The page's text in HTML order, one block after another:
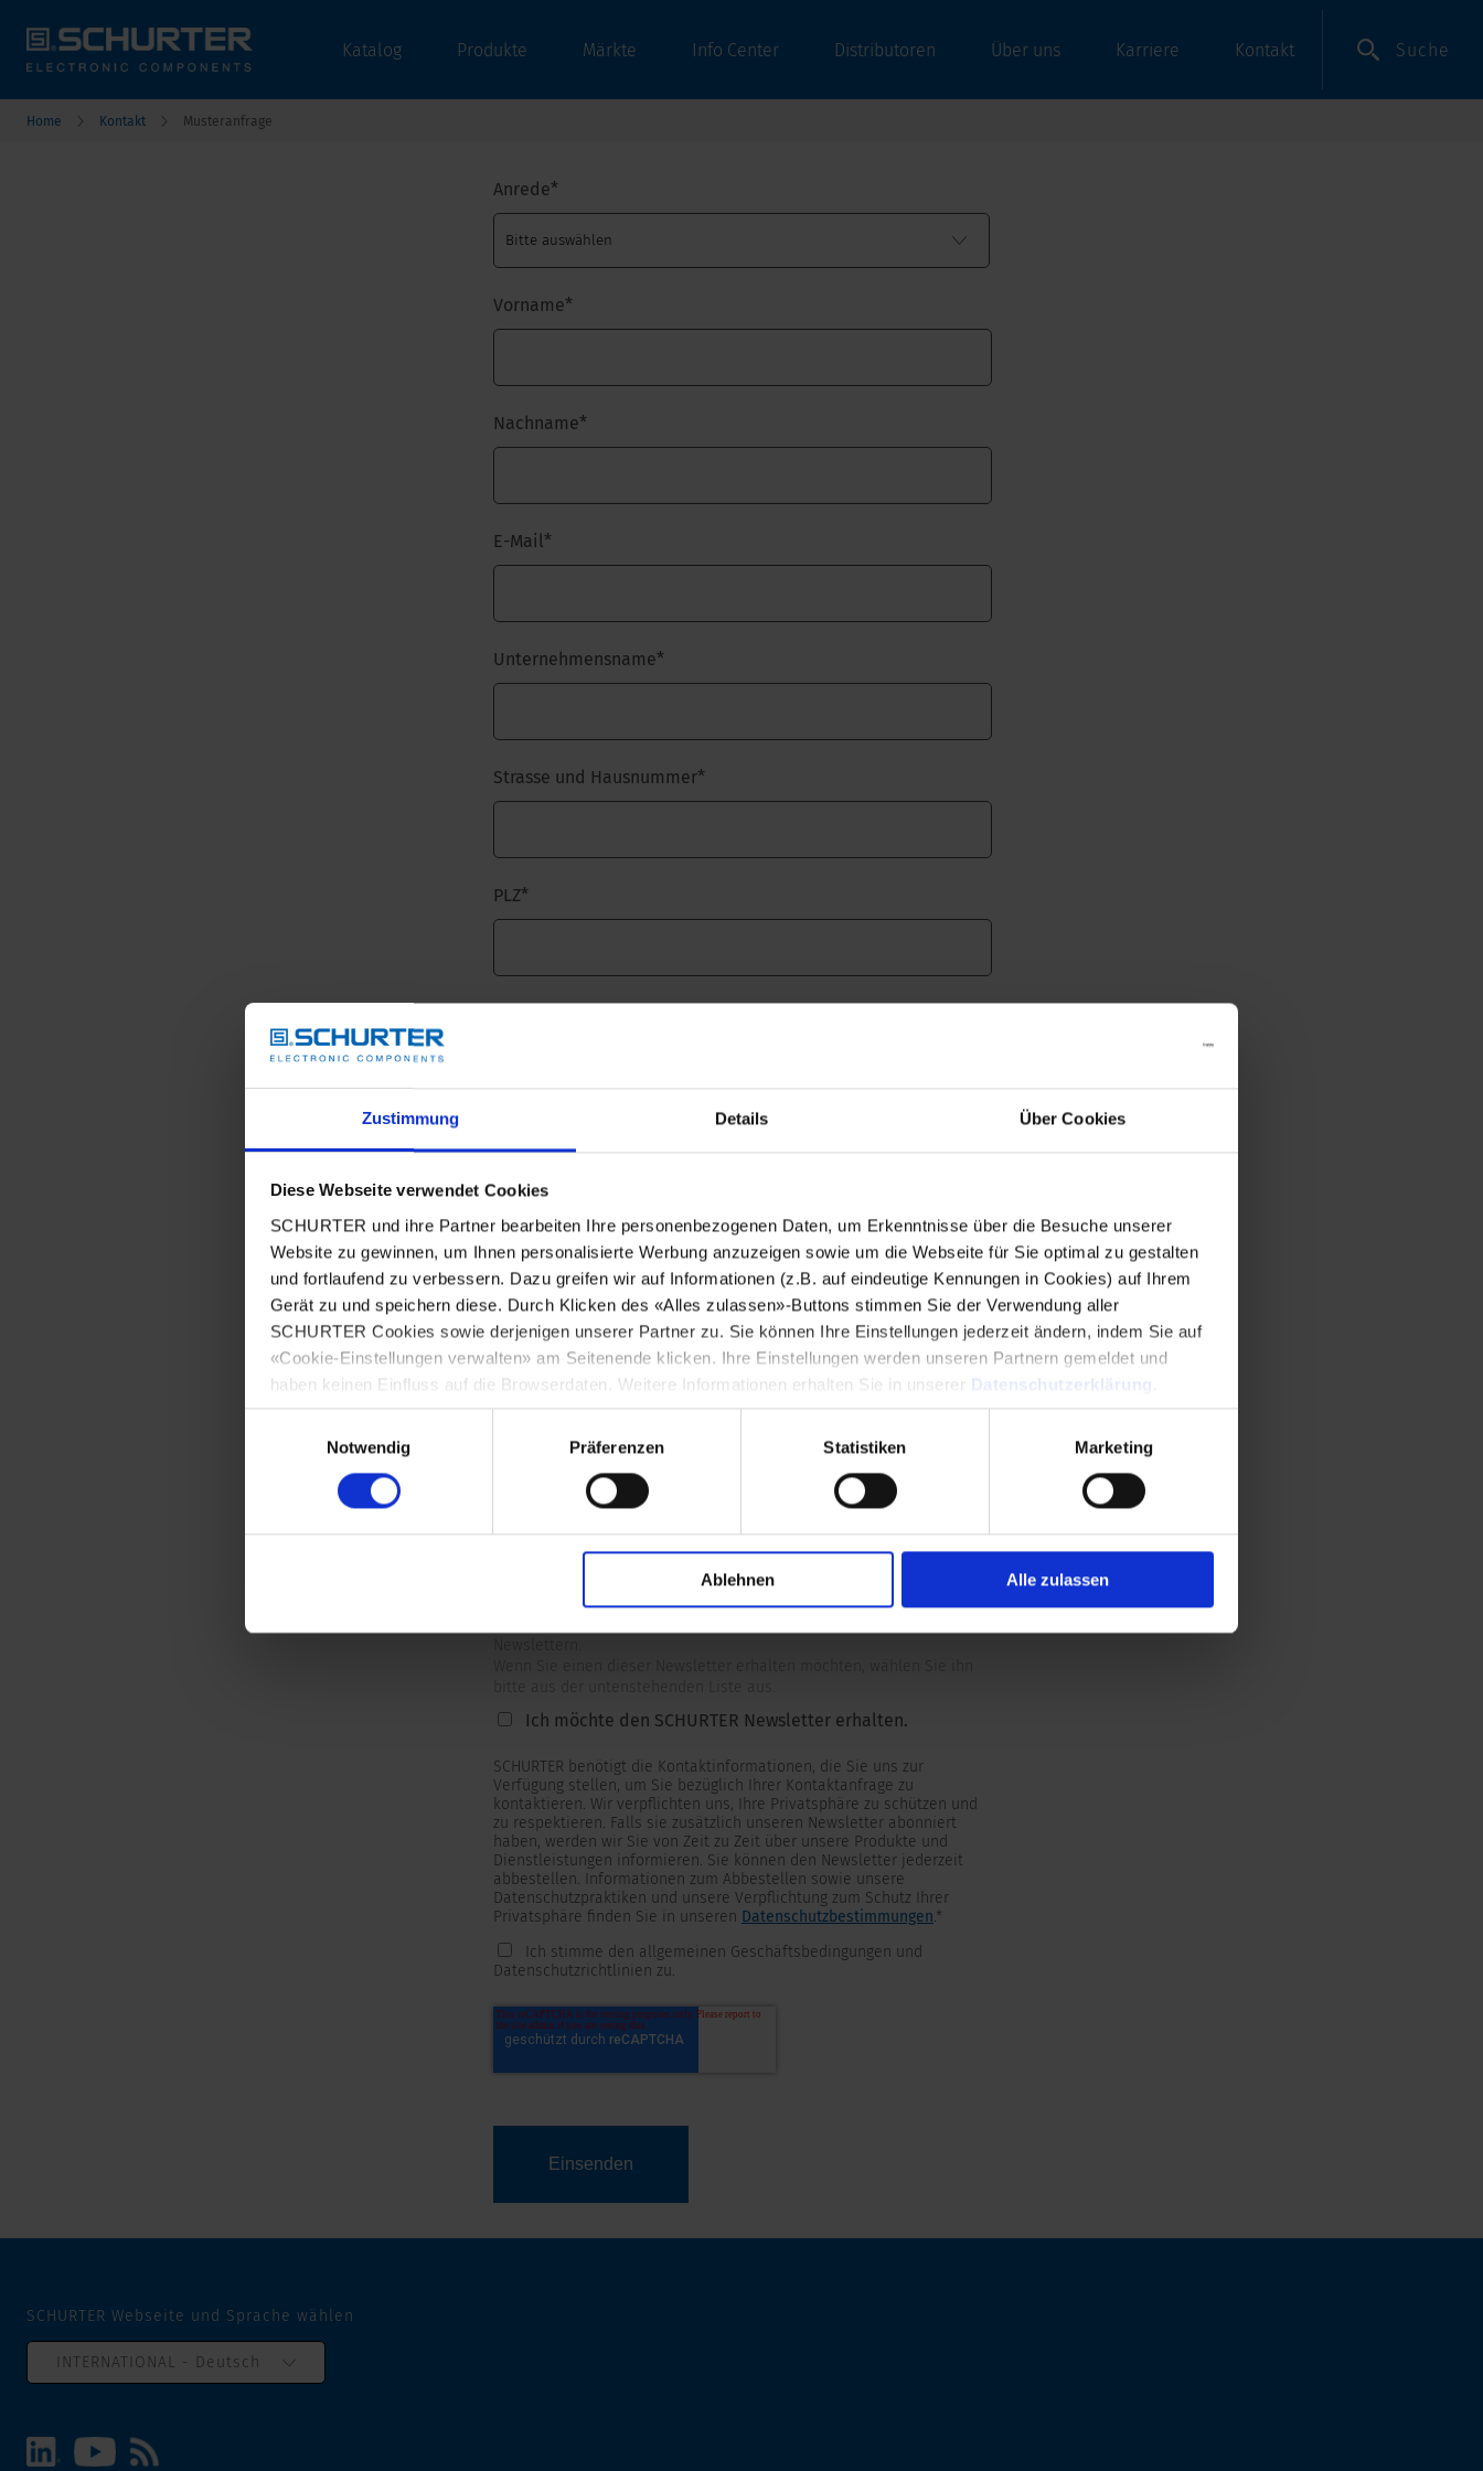
Zustimmung Details Über Cookies
Diese Webseite verwendet Cookies
SCHURTER und ihre Partner bearbeiten Ihre personenbezogenen Daten, um Erkenntnisse über die Besuche unserer
Website zu gewinnen, um Ihnen personalisierte Werbung anzuzeigen sowie um die Webseite für Sie optimal zu gestalten
und fortlaufend zu verbessern. Dazu greifen wir auf Informationen (z.B. auf eindeutige Kennungen in Cookies) auf Ihrem
Gerät zu und speichern diese. Durch Klicken des «Alles zulassen»-Buttons stimmen Sie der Verwendung aller
SCHURTER Cookies sowie derjenigen unserer Partner zu. Sie können Ihre Einstellungen jederzeit ändern, indem Sie auf
«Cookie-Einstellungen verwalten» am Seitenende klicken. Ihre Einstellungen werden unseren Partnern gemeldet und
haben keinen Einfluss auf die Browserdaten. Weitere Informationen erhalten Sie in unserer Datenschutzerklärung
Notwendig
Präferenzen Statistiken Marketing
Ablehnen Alle zulassen
Katalog Produkte Märkte Info Center Distributoren Über uns Karriere Kontakt Suche
Home Kontakt Musteranfrage
Anrede*
Vorname*
Nachname*
E-Mail*
Unternehmensname*
Strasse und Hausnummer*
PLZ*
Telefonnummer*
Mitteilung*
Ich möchte den SCHURTER Newsletter erhalten.
SCHURTER benötigt die Kontaktinformationen, die Sie uns zur
Verfügung stellen, um Sie bezüglich Ihrer Kontaktanfrage zu
kontaktieren. Wir verpflichten uns, Ihre Privatsphäre zu schützen und
zu respektieren. Falls sie zusätzlich unseren Newsletter abonniert
haben, werden wir Sie von Zeit zu Zeit über unsere Produkte und
Dienstleistungen informieren. Sie können den Newsletter jederzeit
abbestellen. Informationen zum Abbestellen sowie unsere
Datenschutzpraktiken und unsere Verpflichtung zum Schutz Ihrer
Privatsphäre finden Sie in unseren Datenschutzbestimmungen.*
Ich stimme den allgemeinen Geschäftsbedingungen und
Datenschutzrichtlinien zu.
SCHURTER Webseite und Sprache wählen
INTERNATIONAL - Deutsch